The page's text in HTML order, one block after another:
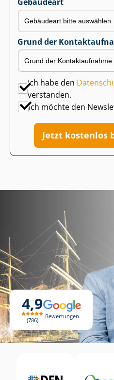
4,9
786
Bewertungen
Grund der
Ich habe den
verstanden.
Ich möchte den
Jetzt kostenlos